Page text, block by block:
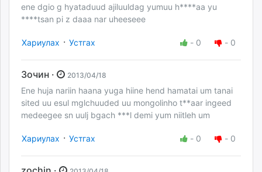
ene dgio g hyataduud ajiluuldag yumuu h****aa yu
****tsan pi z daaa nar uheeseee
Хариулах · Устгах - 0 - 0
Зочин · 2013/04/18
Ene huja nariin haana yuga hiine hend hamatai um tanai
sited uu esul mglchuuded uu mongolinho t**aar ingeed
medeegee sn uulj bgach ***l demi yum niitleh um
Хариулах · Устгах - 0 - 0